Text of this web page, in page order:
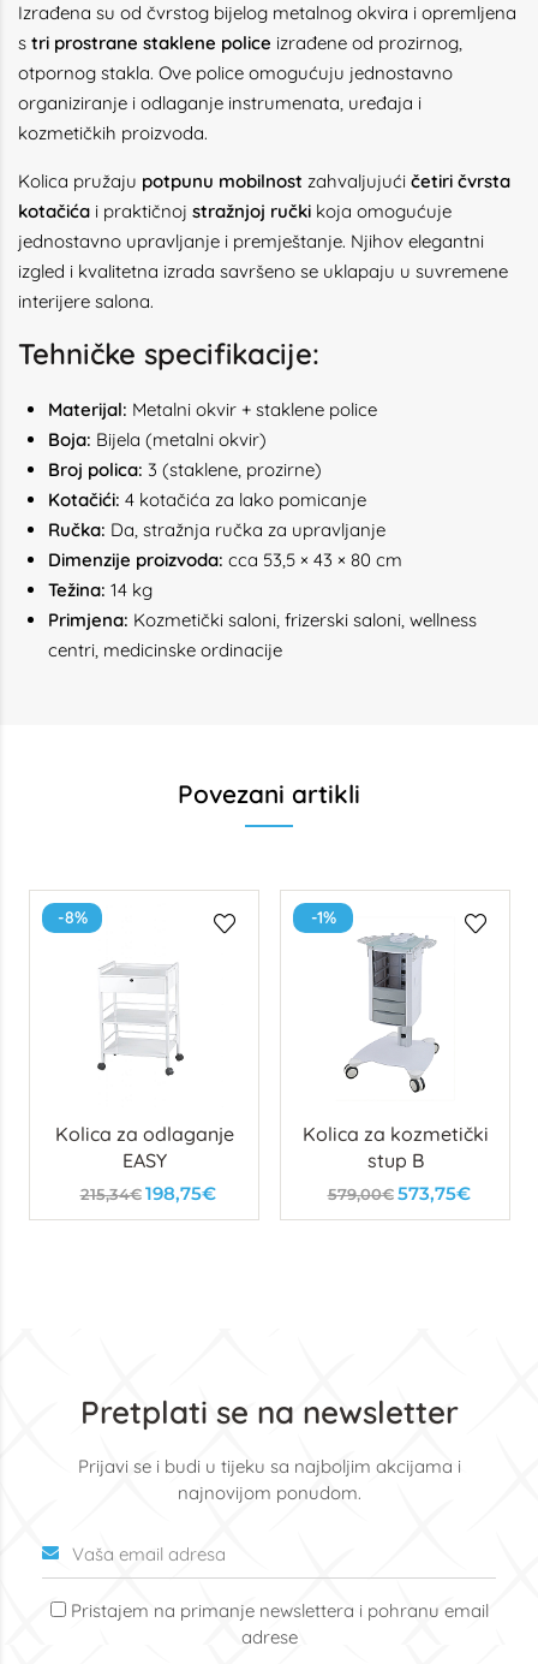
Izrađena su od čvrstog bijelog metalnog okvira i opremljena
s tri prostrane staklene police izrađene od prozirnog,
otpornog stakla. Ove police omogućuju jednostavno
organiziranje i odlaganje instrumenata, uređaja i
kozmetičkih proizvoda.
Kolica pružaju potpunu mobilnost zahvaljujući četiri čvrsta
kotačića i praktičnoj stražnjoj ručki koja omogućuje
jednostavno upravljanje i premještanje. Njihov elegantni
izgled i kvalitetna izrada savršeno se uklapaju u suvremene
interijere salona.
Tehničke specifikacije:
Materijal: Metalni okvir + staklene police
Boja: Bijela (metalni okvir)
Broj polica: 3 (staklene, prozirne)
Kotačići: 4 kotačića za lako pomicanje
Ručka: Da, stražnja ručka za upravljanje
Dimenzije proizvoda: cca 53,5 × 43 × 80 cm
Težina: 14 kg
Primjena: Kozmetički saloni, frizerski saloni, wellness
centri, medicinske ordinacije
Povezani artikli
-8%
Kolica za odlaganje
EASY
215,34€ 198,75€
-1%
Kolica za kozmetički
stup B
579,00€ 573,75€
Pretplati se na newsletter
Prijavi se i budi u tijeku sa najboljim akcijama i
najnovijom ponudom.
Pristajem na primanje newslettera i pohranu email
adrese